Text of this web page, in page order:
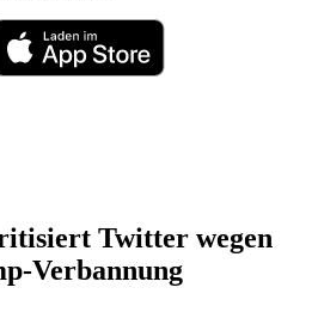
Twitter wegen
Verbannung